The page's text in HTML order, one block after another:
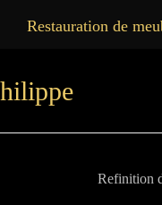
Restauration de
Refinition